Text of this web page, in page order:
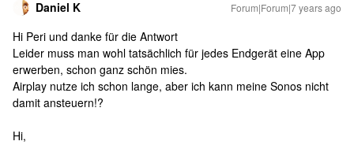
Daniel K Forum|Forum|7 years ago
Hi Peri und danke für die Antwort
Leider muss man wohl tatsächlich für jedes Endgerät eine App
erwerben, schon ganz schön mies.
Airplay nutze ich schon lange, aber ich kann meine Sonos nicht
damit ansteuern!?
Hi,